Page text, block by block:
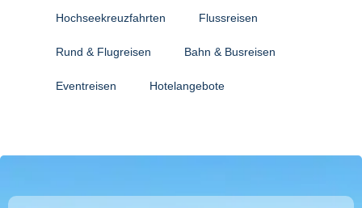
Hochseekreuzfahrten Flussreisen
Rund & Flugreisen Bahn & Busreisen
Eventreisen Hotelangebote